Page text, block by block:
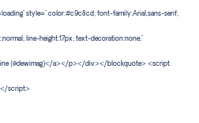
style=" color:#c9c8cd; font-family:Arial,sans-serif;
line-height:17px; text-decoration:none;"
(@dewimag)</a></p></div></blockquote> <script
script>